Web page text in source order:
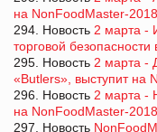
на NonFoodMaster-2018
294. Новость 2 марта -
торговой
295. Новость 2 марта -
«Butlers», выступит на
296. Новость 2 марта -
на NonFoodMaster-2018
297. Новость